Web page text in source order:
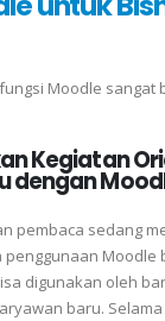
Moodle sangat
Kegiatan
dengan
pembaca sedang
Moodle
digunakan oleh
baru.